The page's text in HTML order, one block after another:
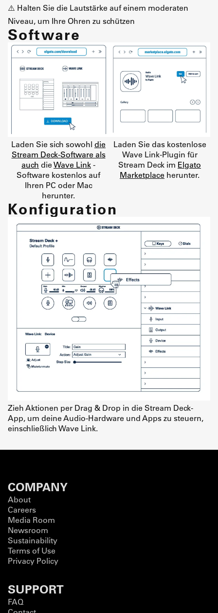
⚠️ Halten Sie die Lautstärke auf einem moderaten
Niveau, um Ihre Ohren zu schützen
Software
Laden Sie sich sowohl die
Stream Deck-Software als
auch dieWave Link-
Software kostenlos auf
Ihren PC oder Mac
herunter.
Laden Sie das kostenlose
Wave Link-Plugin für
Stream Deck im Elgato
Marketplace herunter.
Konfiguration
Zieh Aktionen per Drag & Drop in die Stream Deck-
App, um deine Audio-Hardware und Apps zu steuern,
einschließlich Wave Link.
COMPANY
About
Careers
Media Room
Newsroom
Sustainability
Terms of Use
Privacy Policy
SUPPORT
FAQ